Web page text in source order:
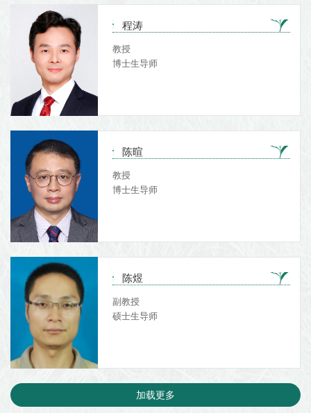
程涛
教授
博士生导师
陈暄
教授
博士生导师
陈煜
副教授
硕士生导师
加载更多